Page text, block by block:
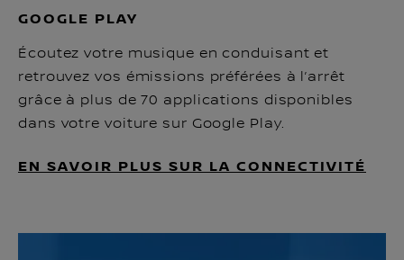
GOOGLE PLAY
Écoutez votre musique en conduisant et
retrouvez vos émissions préférées à l’arrêt
grâce à plus de 70 applications disponibles
dans votre voiture sur Google Play.
EN SAVOIR PLUS SUR LA CONNECTIVITÉ